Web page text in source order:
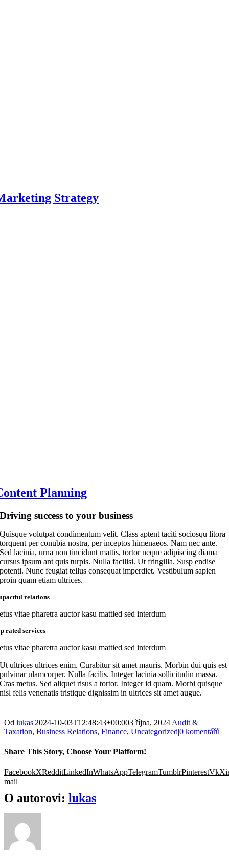
Strategy
Planning
Driving success to your business
Quisque volutpat condimentum velit. Class aptent taciti sociosqu litora
torquent per conubia nostra, per inceptos himenaeos. Nam nec ante.
Sed lacinia, urna non tincidunt mattis, tortor neque adipiscing diama
cursus ipsum ant quis turpis. Nulla facilisi. Ut fringilla. Susp endise
potenti. Nunc feugiat tellus consequat imperdiet. Vestibulum sapien
proin quam etiam ultrices.
relations
vitae pharetra auctor kasu mattied sed interdum
rated services
vitae pharetra auctor kasu mattied sed interdum
Ut ultrices ultrices enim. Curabitur sit amet mauris. Morbin dui quis est
pulvinar ulamcorper. Nulla facilis. Integer lacinia sollicitudin massa.
Cras metus. Sed aliquet risus a tortor. Integer id quam. Morbi quisque
nisl felis venenatis tristique dignissim in ultrices sit amet augue.
Od lukas|2024-10-03T12:48:43+00:003 října, 2024|Audit &
Taxation, Business Relations, Finance, Uncategorized|0 komentářů
Share This Story, Choose Your Platform!
FacebookXRedditLinkedInWhatsAppTelegramTumblrPinterestVk
mail
O autorovi: lukas